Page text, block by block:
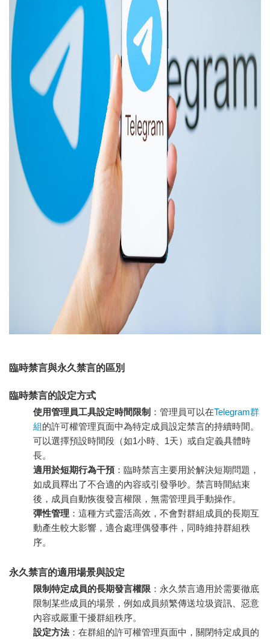
臨時禁言與永久禁言的區別
臨時禁言的設定方式
使用管理員工具設定時間限制 ：管理員可以在Telegram群
組的許可權管理頁面中為特定成員設定禁言的持續時間。
可以選擇預設時間段（如1小時、1天）或自定義具體時
長。
適用於短期行為干預 ：臨時禁言主要用於解決短期問題，
如成員釋出了不合適的內容或引發爭吵。禁言時間結束
後，成員自動恢復發言權限，無需管理員手動操作。
彈性管理 ：這種方式靈活高效，不會對群組成員的長期互
動產生較大影響，適合處理偶發事件，同時維持群組秩
序。
永久禁言的適用場景與設定
限制特定成員的長期發言權限 ：永久禁言適用於需要徹底
限制某些成員的場景，例如成員頻繁傳送垃圾資訊、惡意
內容或嚴重干擾群組秩序。
設定方法：在群組的許可權管理頁面中，關閉特定成員的